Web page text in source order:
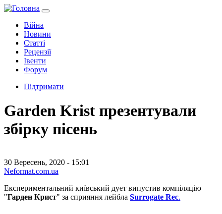
Війна
Новини
Статті
Рецензії
Івенти
Форум
Підтримати
Garden Krist презентували
збірку пісень
30 Вересень, 2020 - 15:01
Neformat.com.ua
Експериментальний київський дует випустив компіляцію
"Гарден Крист" за сприяння лейбла Surrogate Rec.